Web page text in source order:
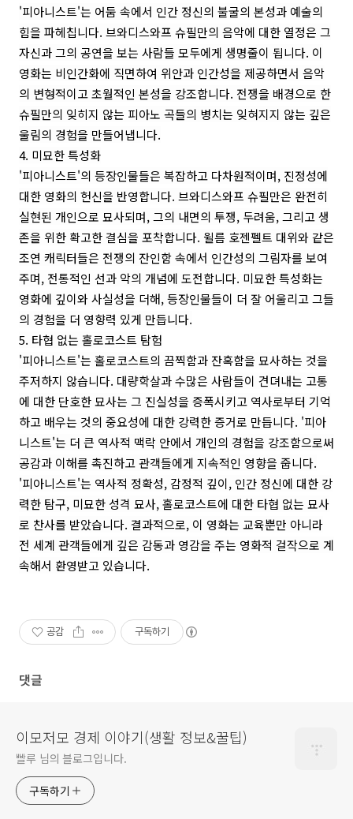
'피아니스트'는 어둠 속에서 인간 정신의 불굴의 본성과 예술의
힘을 파헤칩니다. 브와디스와프 슈필만의 음악에 대한 열정은 그
자신과 그의 공연을 보는 사람들 모두에게 생명줄이 됩니다. 이
영화는 비인간화에 직면하여 위안과 인간성을 제공하면서 음악
의 변형적이고 초월적인 본성을 강조합니다. 전쟁을 배경으로 한
슈필만의 잊히지 않는 피아노 곡들의 병치는 잊혀지지 않는 깊은
울림의 경험을 만들어냅니다.
4. 미묘한 특성화
'피아니스트'의 등장인물들은 복잡하고 다차원적이며, 진정성에
대한 영화의 헌신을 반영합니다. 브와디스와프 슈필만은 완전히
실현된 개인으로 묘사되며, 그의 내면의 투쟁, 두려움, 그리고 생
존을 위한 확고한 결심을 포착합니다. 윌름 호젠펠트 대위와 같은
조연 캐릭터들은 전쟁의 잔인함 속에서 인간성의 그림자를 보여
주며, 전통적인 선과 악의 개념에 도전합니다. 미묘한 특성화는
영화에 깊이와 사실성을 더해, 등장인물들이 더 잘 어울리고 그들
의 경험을 더 영향력 있게 만듭니다.
5. 타협 없는 홀로코스트 탐험
'피아니스트'는 홀로코스트의 끔찍함과 잔혹함을 묘사하는 것을
주저하지 않습니다. 대량학살과 수많은 사람들이 견뎌내는 고통
에 대한 단호한 묘사는 그 진실성을 증폭시키고 역사로부터 기억
하고 배우는 것의 중요성에 대한 강력한 증거로 만듭니다. '피아
니스트'는 더 큰 역사적 맥락 안에서 개인의 경험을 강조함으로써
공감과 이해를 촉진하고 관객들에게 지속적인 영향을 줍니다.
'피아니스트'는 역사적 정확성, 감정적 깊이, 인간 정신에 대한 강
력한 탐구, 미묘한 성격 묘사, 홀로코스트에 대한 타협 없는 묘사
로 찬사를 받았습니다. 결과적으로, 이 영화는 교육뿐만 아니라
전 세계 관객들에게 깊은 감동과 영감을 주는 영화적 걸작으로 계
속해서 환영받고 있습니다.
공감 구독하기
댓글
이모저모 경제 이야기(생활 정보&꿀팁)
빨루 님의 블로그입니다.
구독하기